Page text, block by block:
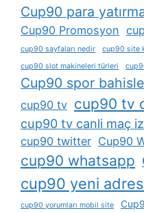
Cup90 para
Cup90 Promosyon
cup90 sayfaları nedir cup90 site
cup90 slot makineleri türleri
Cup90 spor
cup90 tv cup90 tv
cup90 tv canli maç
cup90 twitter Cup90
cup90 whatsapp
cup90 yeni
cup90 yorumları mobil site